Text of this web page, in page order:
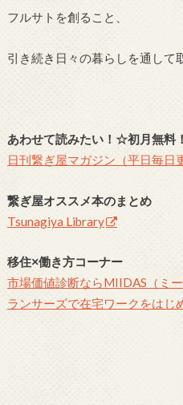
フルサトを創ること、
引き続き日々の暮らしを通して
あわせて読みたい！☆初月無料
日刊繋ぎ屋マガジン（平日毎日
繋ぎ屋オススメ本のまとめ
Tsunagiya Library
移住×働き方コーナー
市場価値診断ならMIIDAS（ミー
ランサーズで在宅ワークをはじ